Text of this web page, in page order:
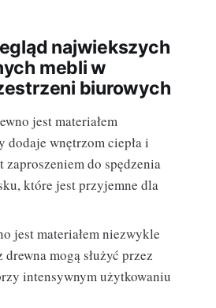
najwiekszych
mebli w
biurowych
jest materiałem
dodaje wnętrzom ciepła i
do spędzenia
które jest przyjemne dla
jest materiałem niezwykle
mogą służyć przez
intensywnym użytkowaniu